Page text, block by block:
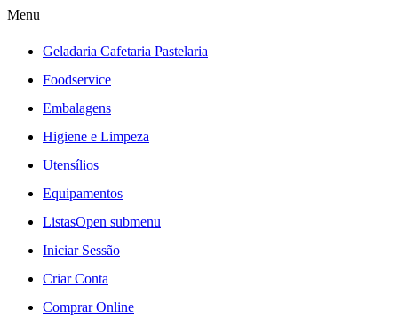
Menu
Geladaria Cafetaria Pastelaria
Foodservice
Embalagens
Higiene e Limpeza
Utensílios
Equipamentos
ListasOpen submenu
Iniciar Sessão
Criar Conta
Comprar Online